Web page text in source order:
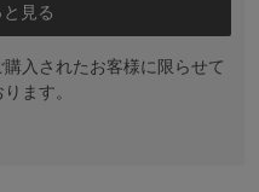
と見る
入されたお客様に限らせて
ます。